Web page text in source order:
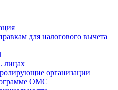
для налогового вычета
лицах
организации
ОМС